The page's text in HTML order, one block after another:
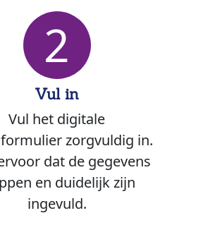
2
Vul in
Vul het digitale
zorgvuldig in.
dat de gegevens
en duidelijk zijn
ingevuld.